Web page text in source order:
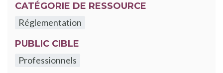
CATÉGORIE DE RESSOURCE
Réglementation
PUBLIC CIBLE
Professionnels